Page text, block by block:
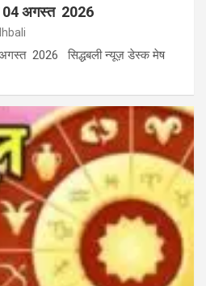
04 अगस्त 2026
2026 सिद्धबली न्यूज़ डेस्क मेष